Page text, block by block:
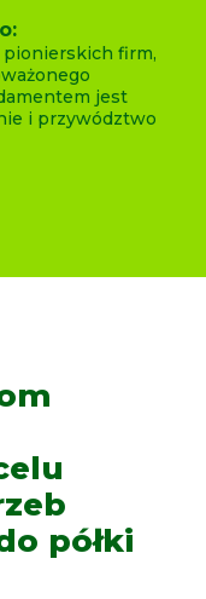
pionierskich firm,
jest
i przywództwo
półki